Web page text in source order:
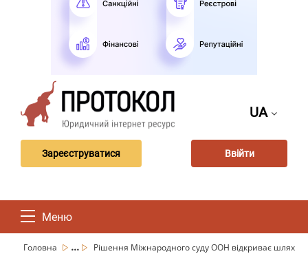
UA
Зареєструватися Ввійти
Меню
Головна ...
Рішення Міжнародного суду ООН відкриває шлях